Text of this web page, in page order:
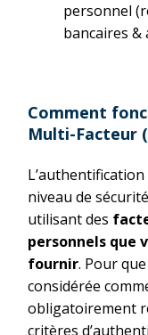
personnel
bancaires &
Comment
Multi-Facteur
niveau de
utilisant des
personnels que
fournir. Pour
considérée
obligatoirement
critères